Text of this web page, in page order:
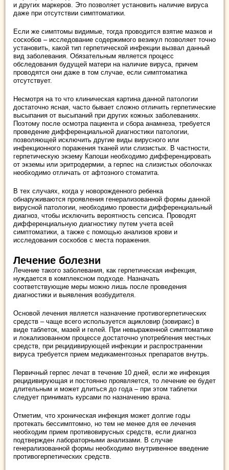
и других маркеров. Это позволяет установить наличие вируса
даже при отсутствии симптоматики.
Если же симптомы видимые, тогда проводится взятие мазков и
соскобов – исследование содержимого везикул позволяет точно
установить, какой тип герпетической инфекции вызвал данный
вид заболевания. Обязательным является процесс
обследования будущей матери на наличие вируса, причем
проводятся они даже в том случае, если симптоматика
отсутствует.
Несмотря на то что клиническая картина данной патологии
достаточно ясная, часто бывает сложно отличить герпетические
высыпания от высыпаний при других кожных заболеваниях.
Поэтому после осмотра пациента и сбора анамнеза, требуется
проведение дифференциальной диагностики патологии,
позволяющей исключить другие виды вирусного или
инфекционного поражения тканей или слизистых. В частности,
герпетическую экзему Капоши необходимо дифференцировать
от экземы или эритродермии, а герпес на слизистых оболочках
необходимо отличать от афтозного стоматита.
В тех случаях, когда у новорожденного ребенка
обнаруживаются проявления генерализованной формы данной
вирусной патологии, необходимо провести дифференциальный
диагноз, чтобы исключить вероятность сепсиса. Проводят
дифференциальную диагностику путем учета всей
симптоматики, а также с помощью анализов крови и
исследования соскобов с места поражения.
Лечение болезни
Лечение такого заболевания, как герпетическая инфекция,
нуждается в комплексном подходе. Назначать
соответствующие меры можно лишь после проведения
диагностики и выявления возбудителя.
Основой лечения является назначение противогерпетических
средств – чаще всего используется ацикловир (зовиракс) в
виде таблеток, мазей и гелей. При невыраженной симптоматике
и локализованном процессе достаточно употребления местных
средств, при рецидивирующей инфекции и распространении
вируса требуется прием медикаментозных препаратов внутрь.
Первичный герпес лечат в течение 10 дней, если же инфекция
рецидивирующая и постоянно проявляется, то лечение ее будет
длительным и может длиться до года – при этом таблетки
следует принимать курсами по назначению врача.
Отметим, что хроническая инфекция может долгие годы
протекать бессимптомно, но тем не менее для ее лечения
необходим прием противовирусных средств, если диагноз
подтвержден лабораторными анализами. В случае
генерализованной формы необходимо внутривенное введение
противогерпетических средств.